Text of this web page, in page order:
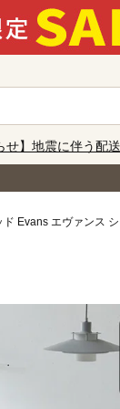
せ】地震に伴う配
ド Evans エヴァンス